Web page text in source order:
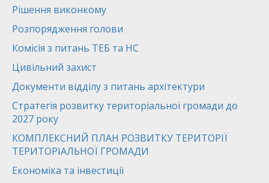
Рішення виконкому
Розпорядження голови
Комісія з питань ТЕБ та НС
Цивільний захист
Документи відділу з питань архітектури
Стратегія розвитку територіальної громади до
2027 року
КОМПЛЕКСНИЙ ПЛАН РОЗВИТКУ ТЕРИТОРІЇ
ТЕРИТОРІАЛЬНОЇ ГРОМАДИ
Економіка та інвестиції